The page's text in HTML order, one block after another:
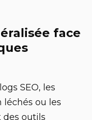
face
SEO, les
léchés ou les
des outils